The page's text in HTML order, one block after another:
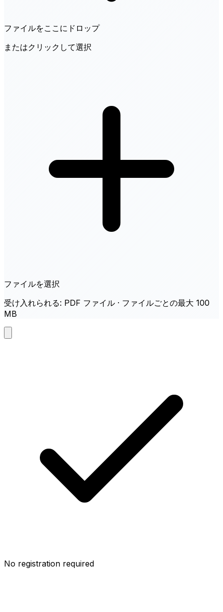
ファイルをここにドロップ
またはクリックして選択
ファイルを選択
受け入れられる: PDF ファイル · ファイルごとの最大 100
MB
No registration required